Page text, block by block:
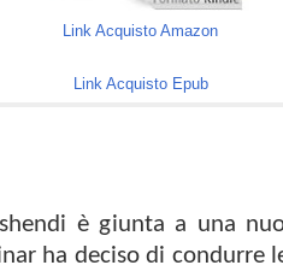
Link Acquisto Amazon
Link Acquisto Epub
è giunta a una
ha deciso di condurre